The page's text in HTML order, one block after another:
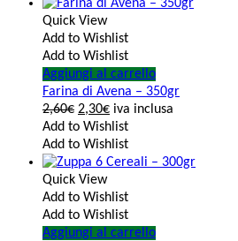
Quick View
Add to Wishlist
Add to Wishlist
Aggiungi al carrello
Farina di Avena – 350gr
2,60€ 2,30€ iva inclusa
Add to Wishlist
Add to Wishlist
Quick View
Add to Wishlist
Add to Wishlist
Aggiungi al carrello